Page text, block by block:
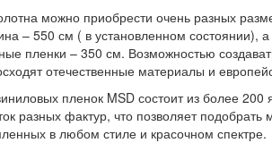
можно приобрести очень разных
– 550 см ( в установленном состоянии),
пленки – 350 см. Возможностью
отечественные материалы и
пленок MSD состоит из более 200
разных фактур, что позволяет подобрать
в любом стиле и красочном спектре.